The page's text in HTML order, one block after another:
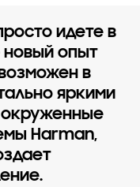
идете в
новый опыт
в
яркими
Harman,